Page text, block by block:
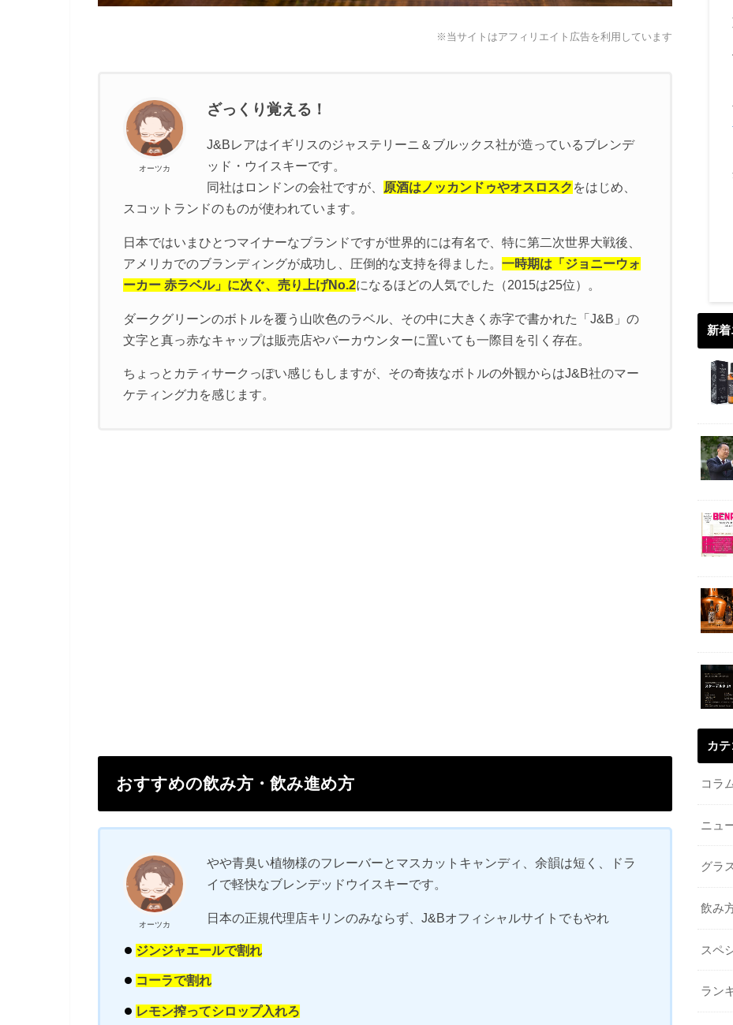
※当サイトはアフィリエイト広告を利用しています
オーツカ
ざっくり覚える！
J&Bレアはイギリスのジャステリーニ＆ブルックス社が造っているブレンデ
ッド・ウイスキーです。
同社はロンドンの会社ですが、
原酒はノッカンドゥやオスロスク をはじめ、
スコットランドのものが使われています。
日本ではいまひとつマイナーなブランドですが世界的には有名で、特に第二次世界大戦後、
アメリカでのブランディングが成功し、圧倒的な支持を得ました。一時期は「ジョニーウォ
ーカー 赤ラベル」に次ぐ、売り上げNo.2になるほどの人気でした（2015は25位）。
ダークグリーンのボトルを覆う山吹色のラベル、その中に大きく赤字で書かれた「J&B」の
文字と真っ赤なキャップは販売店やバーカウンターに置いても一際目を引く存在。
ちょっとカティサークっぽい感じもしますが、その奇抜なボトルの外観からはJ&B社のマー
ケティング力を感じます。
おすすめの飲み方・飲み進め方
オーツカ
やや青臭い植物様のフレーバーとマスカットキャンディ、余韻は短く、ドラ
イで軽快なブレンデッドウイスキーです。
日本の正規代理店キリンのみならず、J&Bオフィシャルサイトでもやれ
ジンジャエールで割れ
コーラで割れ
レモン搾ってシロップ入れろ
新着
カ
コラ
ニュ
グラ
飲み
スペ
ラン